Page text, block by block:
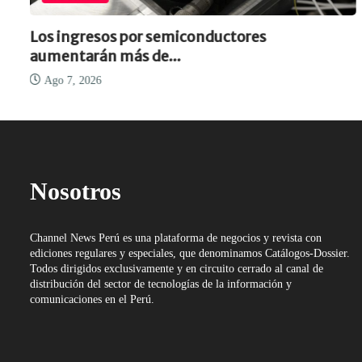
Los ingresos por semiconductores
aumentarán más de...
Ago 7, 2026
Nosotros
Channel News Perú es una plataforma de negocios y revista con
ediciones regulares y especiales, que denominamos Catálogos-Dossier.
Todos dirigidos exclusivamente y en circuito cerrado al canal de
distribución del sector de tecnologías de la información y
comunicaciones en el Perú.